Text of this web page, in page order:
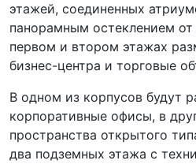
этажей, соединенных
панорамным остеклением
первом и втором этажах
бизнес-центра и торговые
В одном из корпусов будут
корпоративные офисы, в
пространства открытого
два подземных этажа с